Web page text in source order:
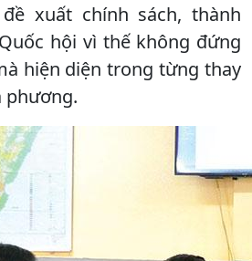
xuất chính sách, thành
hội vì thế không đứng
hiện diện trong từng thay
phương.